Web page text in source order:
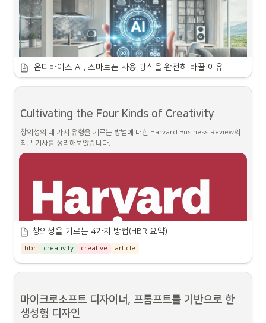
디자인 공모전과 관련된 웹사이트들을 공유합니다.
애플, 삼성을 비롯한 스마트폰 및 반도체 제조업체는 하드웨어에 AI 기능을 탑
Images Bank애플이 생성형 AI 도구가 포함된 iOS 18.1의 초기 프리뷰 버전
을 출시한 데 이어 IDC는 4년 내에 스마트폰 4대 중 3대가 AI 기능을 실행할 것
이라고
18.1 개발자 베타 버전을 통해 아이폰 15 프로는 물론 이후의 아이폰에 적용될
AI 도구와 시리(Siri) 개선 사항을 공개했다. 애플 인텔리전스는 M시리즈 맥에
도 탑재될 예정이다.향후 2년 동안 생성형 AI를 지원하는 스마트폰은 빠르게
증가할 것으로 예상된다. 하지만 현재로선 아이폰 15 프로, 구글 픽셀 8 프로,
삼성 갤럭시 Z 플립 6와 같은 플래그십 기기로 제한될 가능성이 높으며, 제조
비용도 문제가 될 수 있다.IDC의 휴대폰 연구 디렉터인 앤서니 스카셀라는 “성
능 좋은 칩셋은 저렴하지 않다. 시간이 흐르면서 디바이스 제조업체와 AI 애플
리케이션 간의 경쟁이 치열해질수록 보다 저렴한 모델에도 이런 기능이 추가될
것으로 예상된다”라고 설명했다.현재 대부분의 하이엔드 모바일 프로세서에는
따르면 Arm 프로세서 아키텍처는 라이선스 사용자를 위한 NPU 구성 요소를
제공하고 있으며, 인텔, 퀄컴, 미디어텍 및 삼성 모바일 칩에는 자체 NPU 구현
방식이 있다.골드는 “현재 대부분 하이엔드 기기에 NPU가 적용되고 있지만 결
'온디바이스 AI', 스마트폰 사용 방식을 완전히 바꿀 이유
Cultivating the Four Kinds of Creativity
창의성의 네 가지 유형을 기르는 방법에 대한 Harvard Business Review의
최근 기사를 정리해보았습니다.
창의성을 기르는 4가지 방법(HBR 요약)
hbr creativity creative article
마이크로소프트 디자이너, 프롬프트를 기반으로 한
생성형 디자인